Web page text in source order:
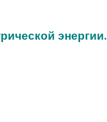
энергии.